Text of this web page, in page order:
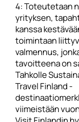
4: Toteutetaan
yrityksen,
kanssa
toimintaan
valmennus,
tavoitteena on
Tahkolle
Travel Finland -
viimeistään